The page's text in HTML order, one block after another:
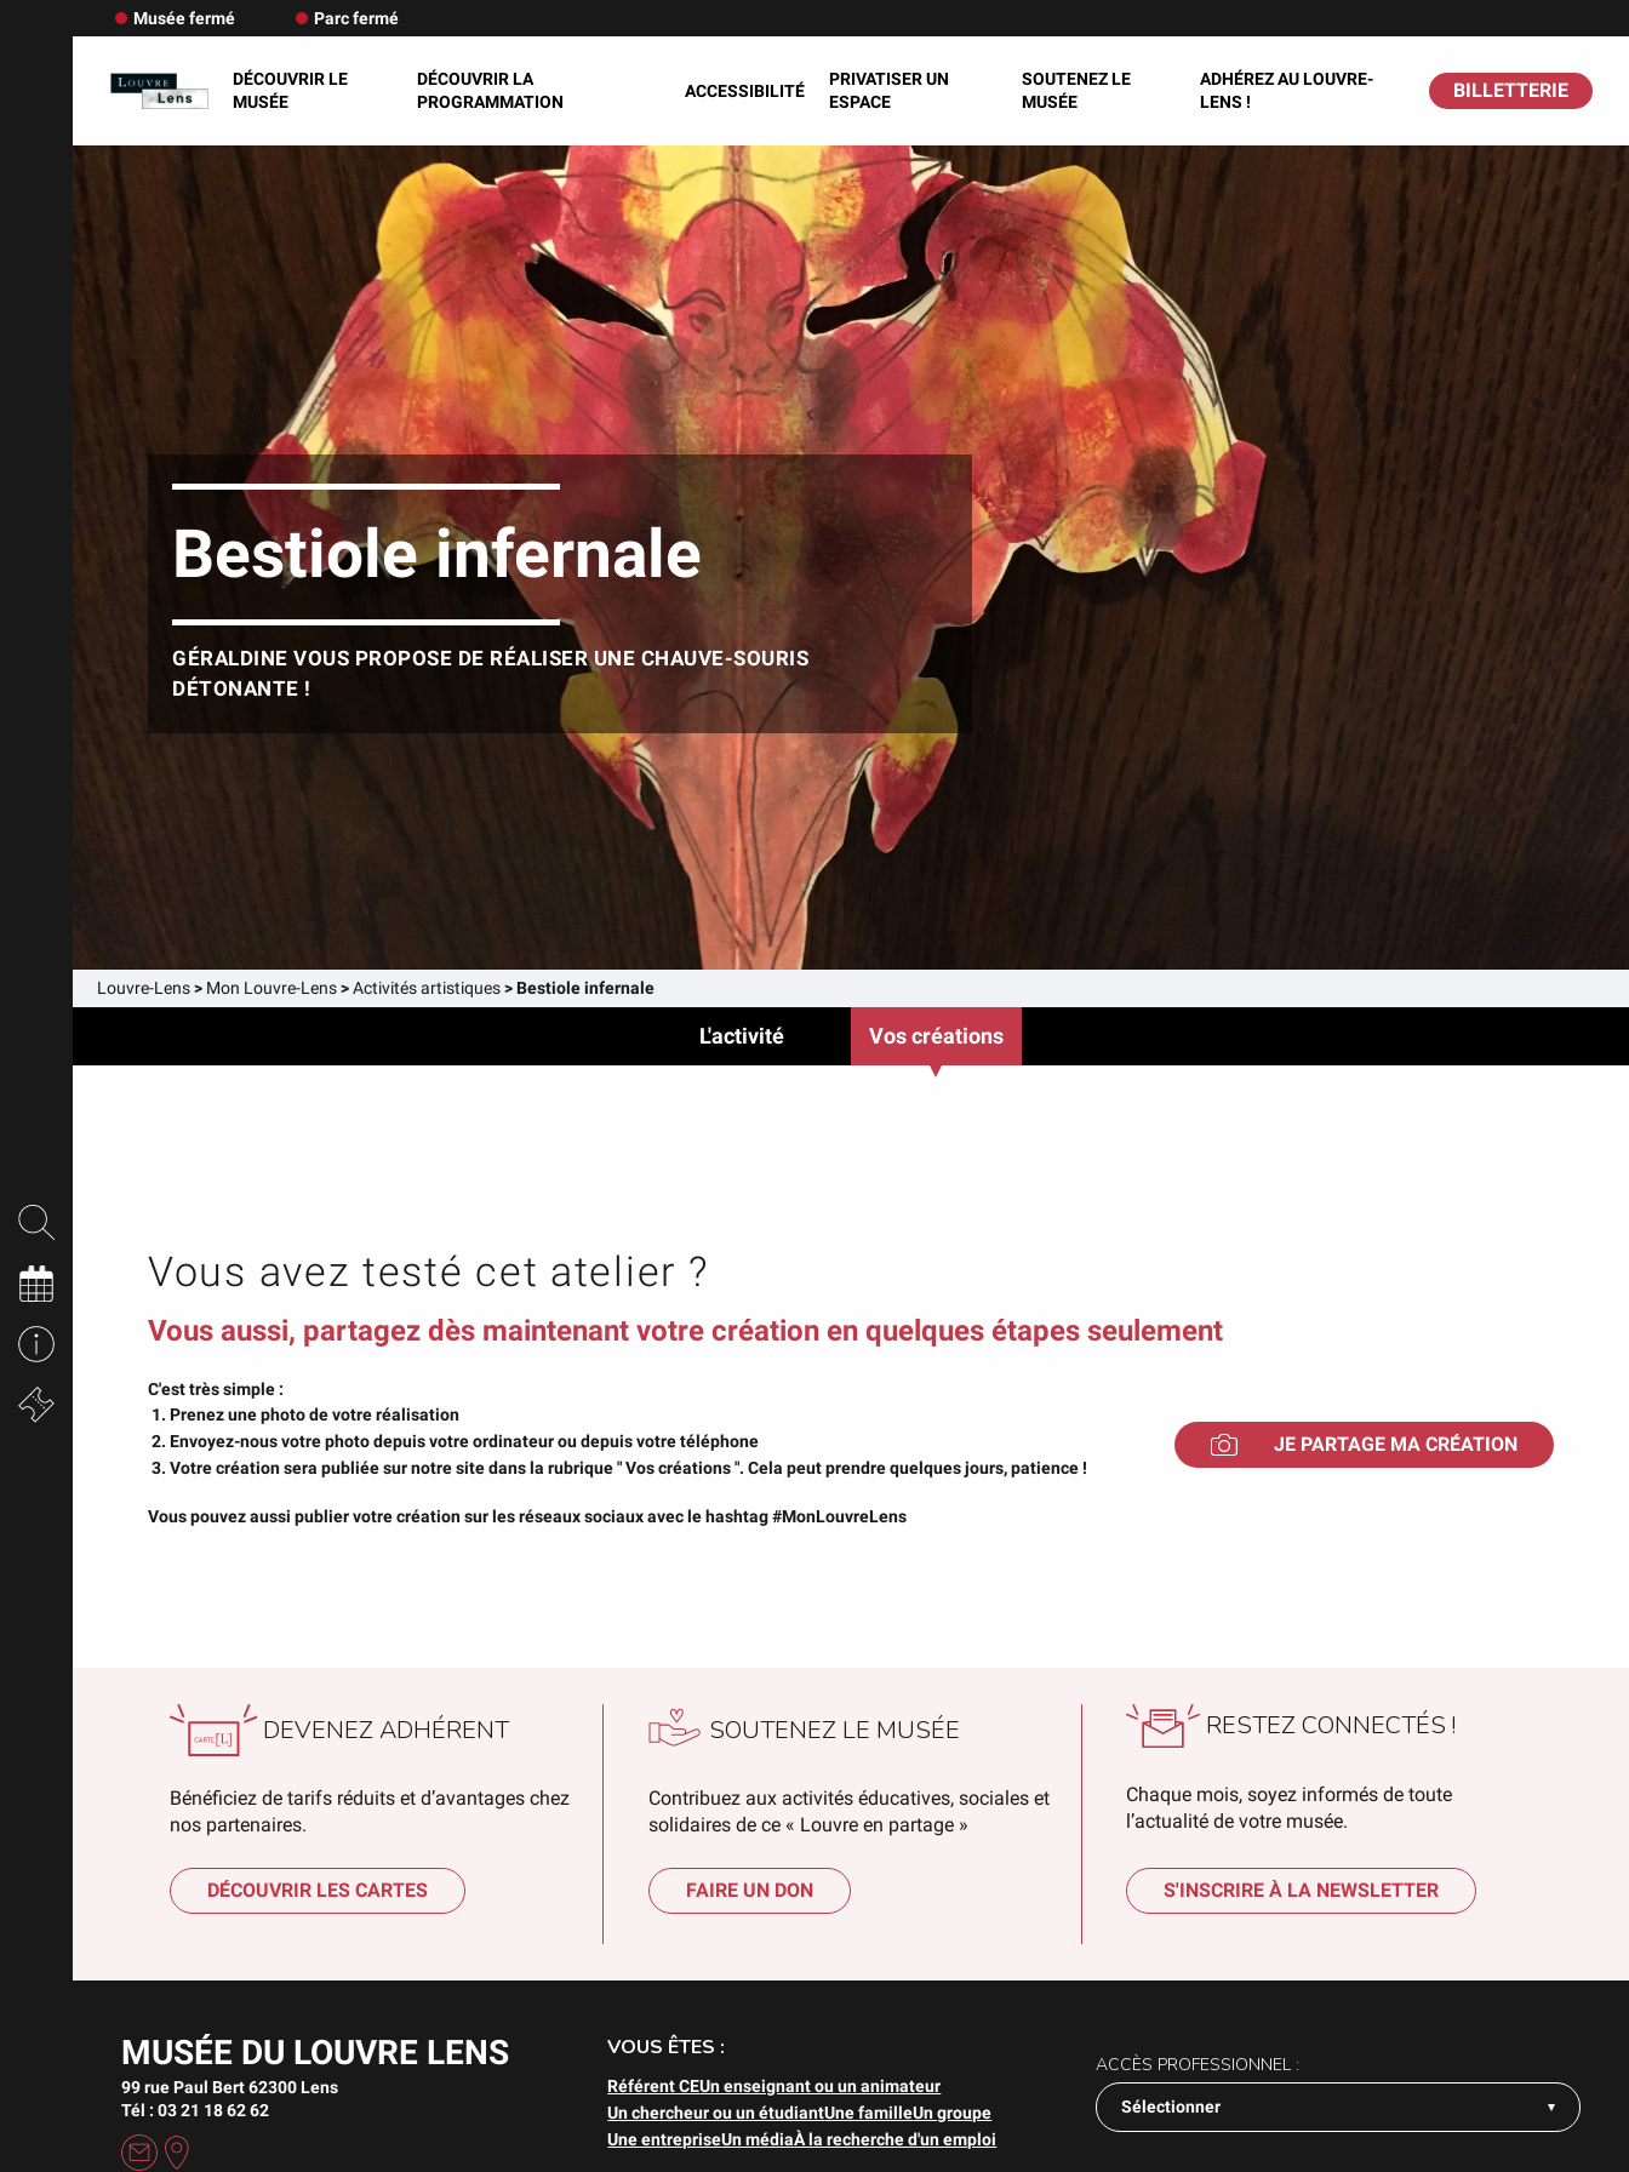
Musée fermé Parc fermé
DÉCOUVRIR LE
MUSÉE
DÉCOUVRIR LA
PROGRAMMATION
ACCESSIBILITÉ
PRIVATISER UN
ESPACE
SOUTENEZ LE
MUSÉE
ADHÉREZ AU LOUVRE-
LENS !
BILLETTERIE
Bestiole infernale
GÉRALDINE VOUS PROPOSE DE RÉALISER UNE CHAUVE-SOURIS
DÉTONANTE !
Louvre-Lens> Mon Louvre-Lens>Activités artistiques>Bestiole infernale
L'activité Vos créations
Vous avez testé cet atelier ?
Vous aussi, partagez dès maintenant votre création en quelques étapes seulement
C'est très simple :
Prenez une photo de votre réalisation
Envoyez-nous votre photo depuis votre ordinateur ou depuis votre téléphone
Votre création sera publiée sur notre site dans la rubrique " Vos créations ". Cela peut prendre quelques jours, patience !
Vous pouvez aussi publier votre création sur les réseaux sociaux avec le hashtag #MonLouvreLens
JE PARTAGE MA CRÉATION
DEVENEZ ADHÉRENT
Bénéficiez de tarifs réduits et d’avantages chez
nos partenaires.
DÉCOUVRIR LES CARTES
SOUTENEZ LE MUSÉE
Contribuez aux activités éducatives, sociales et
solidaires de ce « Louvre en partage »
FAIRE UN DON
RESTEZ CONNECTÉS !
Chaque mois, soyez informés de toute
l’actualité de votre musée.
S'INSCRIRE À LA NEWSLETTER
MUSÉE DU LOUVRE LENS
99 rue Paul Bert 62300 Lens
Tél : 03 21 18 62 62
VOUS ÊTES :
Référent CEUn enseignant ou un animateur
Un chercheur ou un étudiantUne familleUn groupe
Une entrepriseUn médiaÀ la recherche d'un emploi
ACCÈS PROFESSIONNEL :
Sélectionner